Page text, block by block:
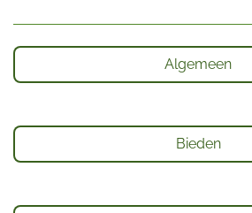
Algemeen
Bieden